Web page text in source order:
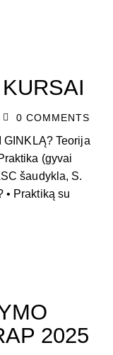
0 COMMENTS
GINKLĄ? Teorija
(gyvai
šaudykla, S.
• Praktiką su
2025